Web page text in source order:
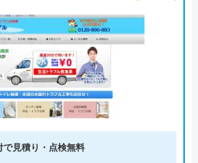
で見積り・点検無料